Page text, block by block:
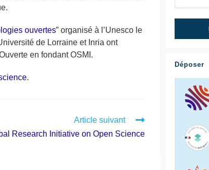
ouvertes” organisé à l’Unesco le
de Lorraine et Inria ont
en fondant OSMI.
.
Article suivant
Research Initiative on Open Science
Déposer